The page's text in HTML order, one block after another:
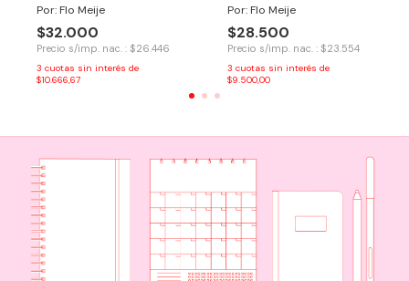
Por: Flo Meije
$32.000
Precio s/imp. nac. : $26.446
3 cuotas sin interés de
$10.666,67
Por: Flo Meije
$28.500
Precio s/imp. nac. : $23.554
3 cuotas sin interés de
$9.500,00